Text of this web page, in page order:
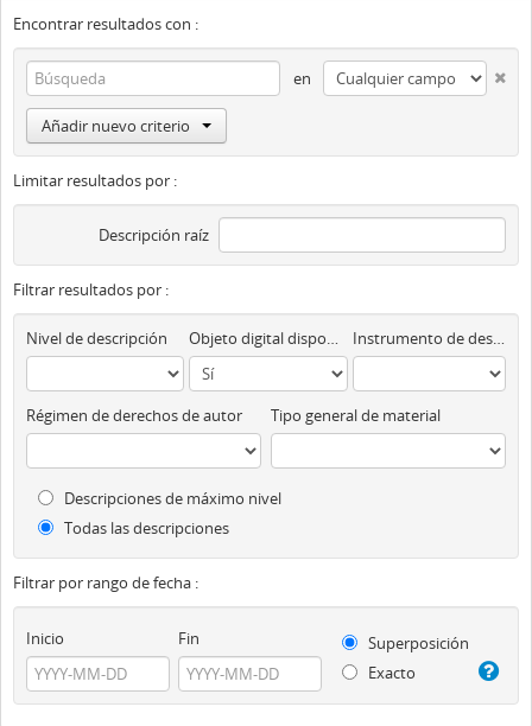
Encontrar resultados con :
en
Añadir nuevo criterio
Limitar resultados por :
Descripción raíz
Filtrar resultados por :
Nivel de descripción Objeto digital disponibles Instrumento de descripción
Régimen de derechos de autor Tipo general de material
Descripciones de máximo nivel
Todas las descripciones
Filtrar por rango de fecha :
Inicio Fin
Superposición
Exacto